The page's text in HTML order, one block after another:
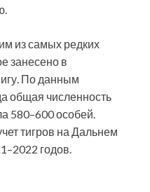
из самых редких
занесено в
По данным
общая численность
580–600 особей.
тигров на Дальнем
годов.